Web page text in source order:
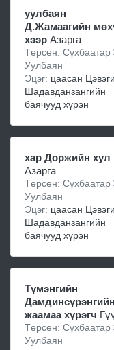
уулбаян
Д.Жамаагийн
хээр Азарга
Төрсөн: Сүхбаатар
Уулбаян
Эцэг: цаасан
Шадавданзангийн
баячууд хүрэн
хар Доржийн хул
Азарга
Төрсөн: Сүхбаатар
Уулбаян
Эцэг: цаасан
Шадавданзангийн
баячууд хүрэн
Түмэнгийн
Дамдинсүрэнгийн
жаамаа хүрэгч
Төрсөн: Сүхбаатар
Уулбаян